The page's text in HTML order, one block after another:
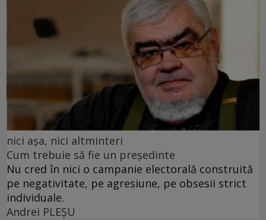
nici așa, nici altminteri
Cum trebuie să fie un președinte
Nu cred în nici o campanie electorală construită
pe negativitate, pe agresiune, pe obsesii strict
individuale.
Andrei PLEŞU